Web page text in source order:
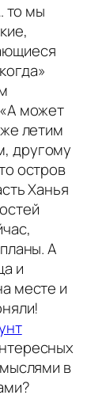
то мы
может
летим
другому
остров
Ханья
А
и
месте и
в